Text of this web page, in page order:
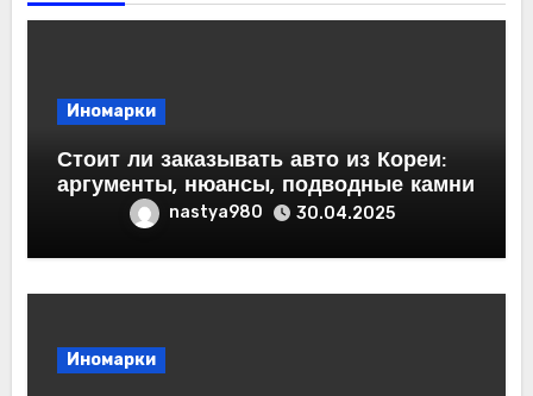
Иномарки
Стоит ли заказывать авто из Кореи:
аргументы, нюансы, подводные камни
nastya980 30.04.2025
Иномарки